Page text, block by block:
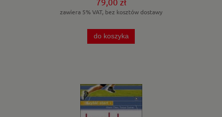
zawiera 5% VAT, bez kosztów dostawy
do koszyka